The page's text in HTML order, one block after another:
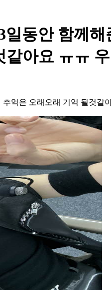
동안 함께
아요 ㅠㅠ
억은 오래오래 기억 될것같